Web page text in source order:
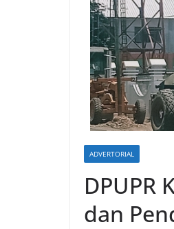
ADVERTORIAL
DPUPR
dan